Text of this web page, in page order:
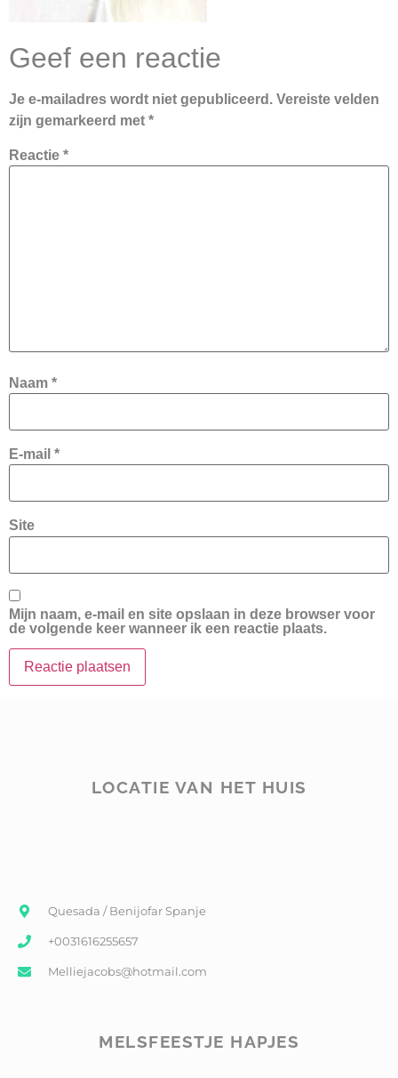
Geef een reactie
Je e-mailadres wordt niet gepubliceerd. Vereiste velden
zijn gemarkeerd met *
Reactie *
Naam *
E-mail *
Site
Mijn naam, e-mail en site opslaan in deze browser voor
de volgende keer wanneer ik een reactie plaats.
LOCATIE VAN HET HUIS
Quesada / Benijofar Spanje
+0031616255657
Melliejacobs@hotmail.com
MELSFEESTJE HAPJES